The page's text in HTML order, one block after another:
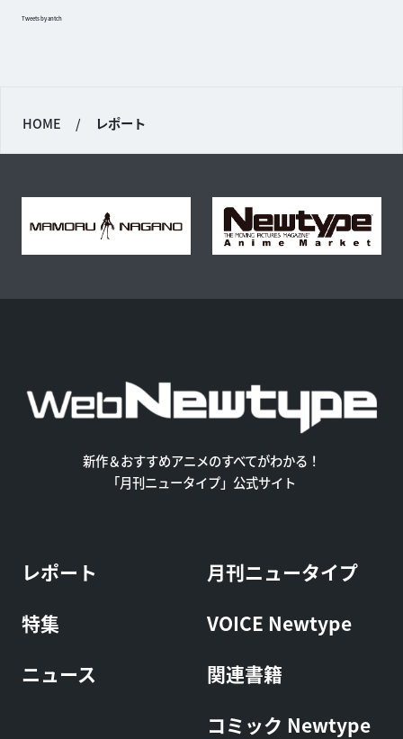
Tweets by antch
HOME / レポート
新作＆おすすめアニメのすべてがわかる！
「月刊ニュータイプ」公式サイト
レポート
特集
ニュース
月刊ニュータイプ
VOICE Newtype
関連書籍
コミック Newtype